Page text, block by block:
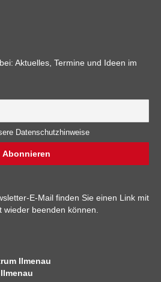
Aktuelles, Termine und Ideen im
Datenschutzhinweise
E-Mail finden Sie einen Link mit
wieder beenden können.
Ilmenau